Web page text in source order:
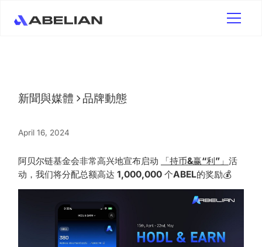
新聞與媒體 品牌動態
April 16, 2024
阿贝尔链基金会非常高兴地宣布启动 「持币&赢“利”」 活
动，我们将分配总额高达 1,000,000 个ABEL的奖励💰